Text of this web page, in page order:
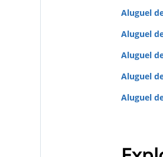
Aluguel
Aluguel
Aluguel
Aluguel
Aluguel